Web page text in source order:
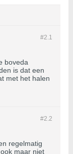
#2.1
boveda
is dat een
met het halen
#2.2
regelmatig
maar niet